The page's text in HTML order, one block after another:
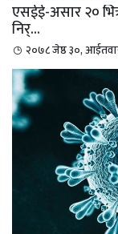
एसईई-असार २०
निर्...
२०७८ जेष्ठ ३०,